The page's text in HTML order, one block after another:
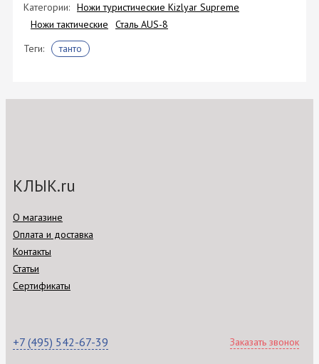
Категории: Ножи туристические Kizlyar Supreme
Ножи тактические
Сталь AUS-8
Теги:
танто
КЛЫК.ru
О магазине
Оплата и доставка
Контакты
Статьи
Сертификаты
+7 (495) 542-67-39 Заказать звонок